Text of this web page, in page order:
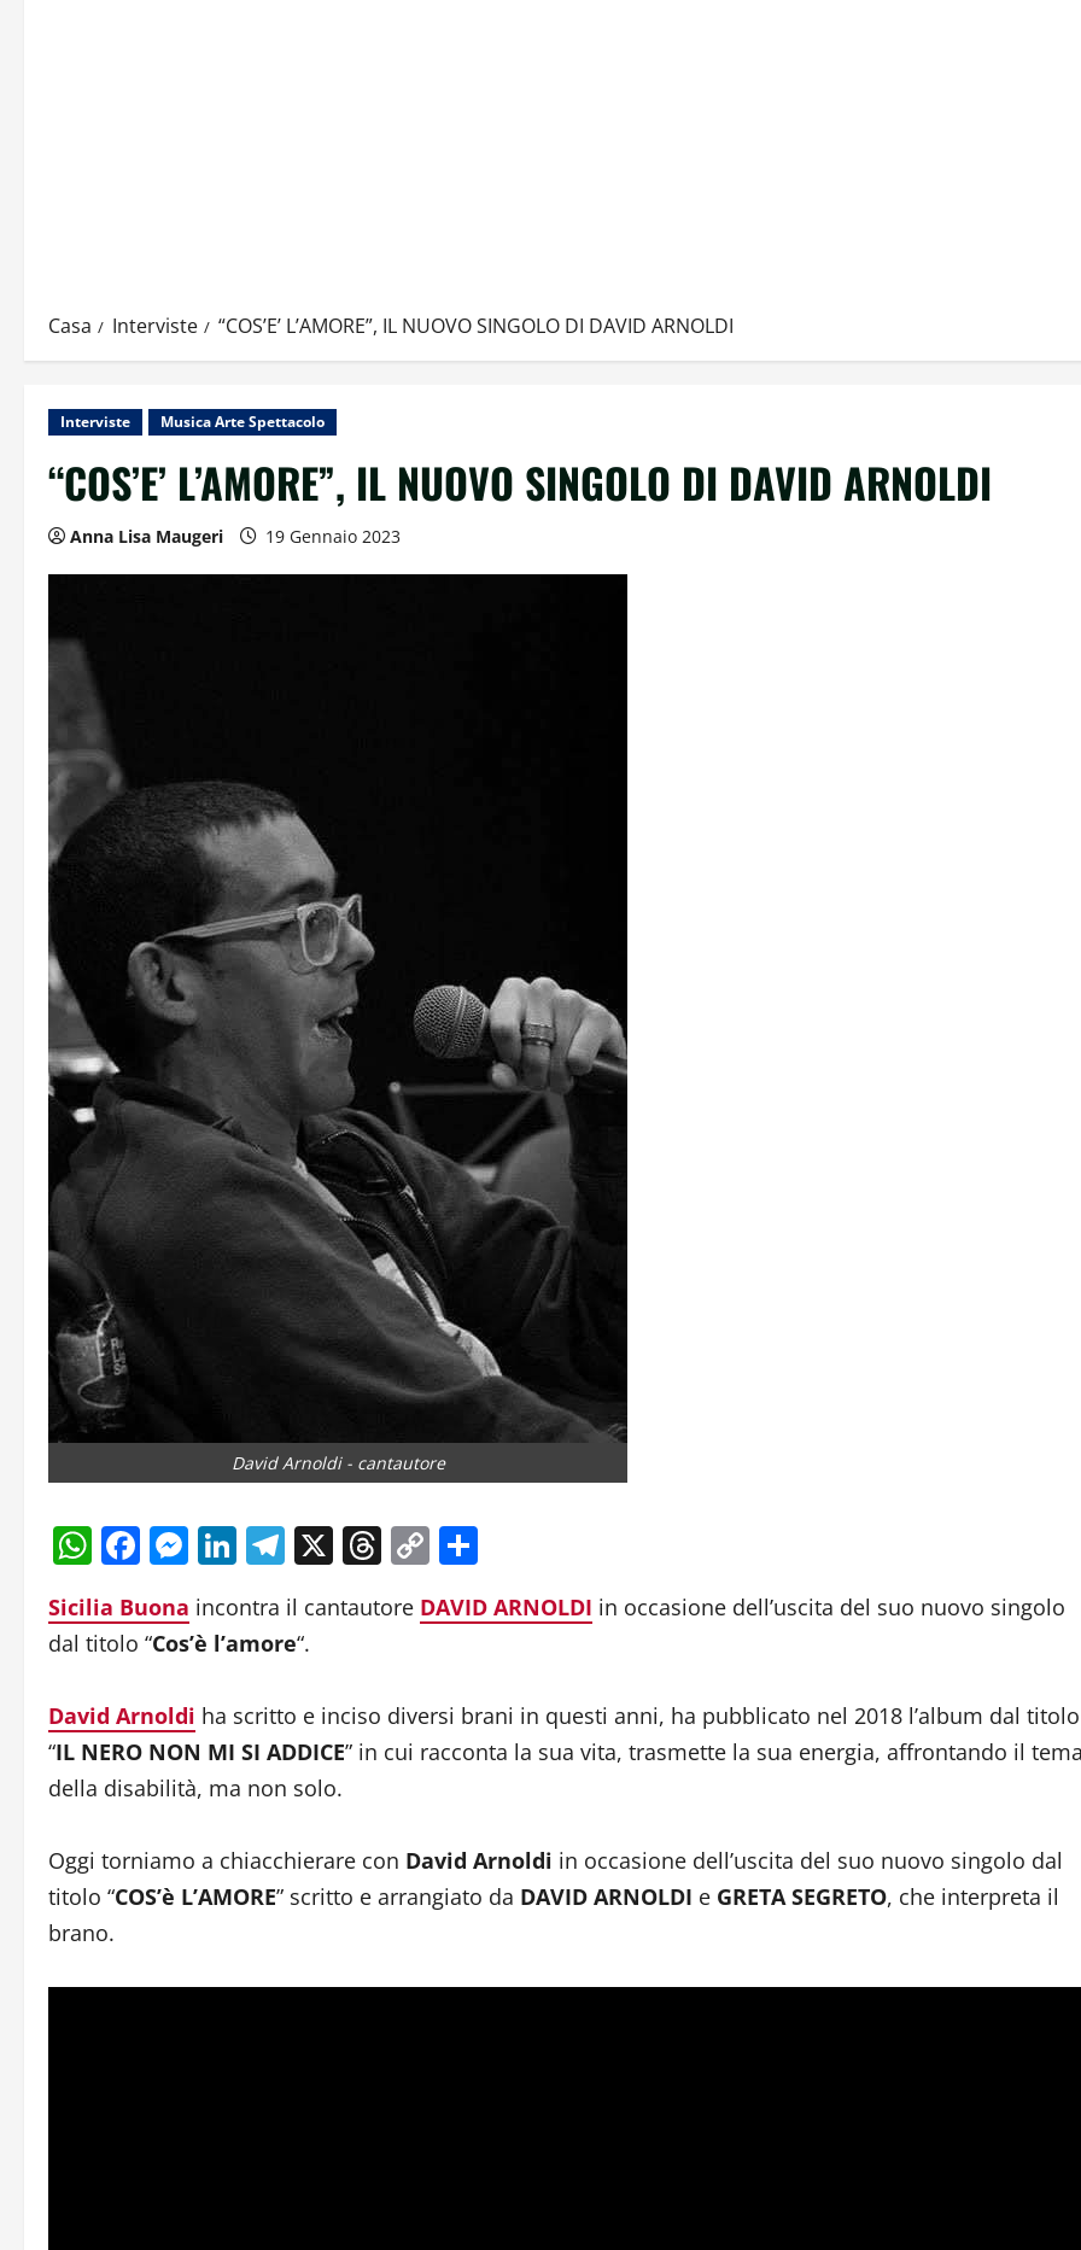
Casa Interviste “COS’E’ L’AMORE”, IL NUOVO SINGOLO DI DAVID ARNOLDI
Interviste Musica Arte Spettacolo
“COS’E’ L’AMORE”, IL NUOVO SINGOLO DI DAVID ARNOLDI
Anna Lisa Maugeri 19 Gennaio 2023
David Arnoldi - cantautore
WhatsApp
Facebook
Messenger
LinkedIn
Telegram
X Threads
Copy
Sicilia Buona incontra il cantautore DAVID ARNOLDI in occasione dell’uscita del suo nuovo singolo
dal titolo “Cos’è l’amore“.
David Arnoldi ha scritto e inciso diversi brani in questi anni, ha pubblicato nel 2018 l’album dal titolo
“IL NERO NON MI SI ADDICE” in cui racconta la sua vita, trasmette la sua energia, affrontando il
della disabilità, ma non solo.
Oggi torniamo a chiacchierare con David Arnoldi in occasione dell’uscita del suo nuovo singolo dal
titolo “COS’è L’AMORE” scritto e arrangiato da DAVID ARNOLDI e GRETA SEGRETO, che interpreta il
brano.